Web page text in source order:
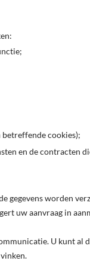
cookies);
en de contracten
gegevens worden
uw aanvraag in
U kunt